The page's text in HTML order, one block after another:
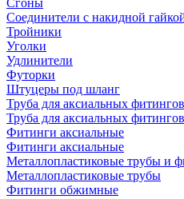
Соединители с накидной
Тройники
Уголки
Удлинители
Футорки
Штуцеры под шланг
Труба для аксиальных фитингов
Труба для аксиальных фитингов
Фитинги аксиальные
Фитинги аксиальные
Металлопластиковые трубы и
Металлопластиковые трубы
Фитинги обжимные